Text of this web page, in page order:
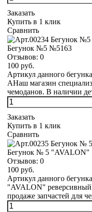
Заказать
Купить в 1 клик
Сравнить
Бегунок №5 №5163
Отзывов: 0
100 руб.
Артикул данного
АНаш магазин
чемоданов. В наличии
Заказать
Купить в 1 клик
Сравнить
Бегунок № 5 "AVALON"
Отзывов: 0
100 руб.
Артикул данного
"AVALON"
продаже запчастей для